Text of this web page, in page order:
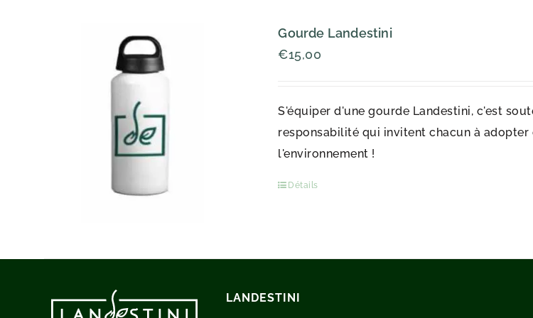
Gourde Landestini
€15,00
S'équiper d'une gourde Landestini, c'est
responsabilité qui invitent chacun à
l'environnement !
Détails
LANDESTINI